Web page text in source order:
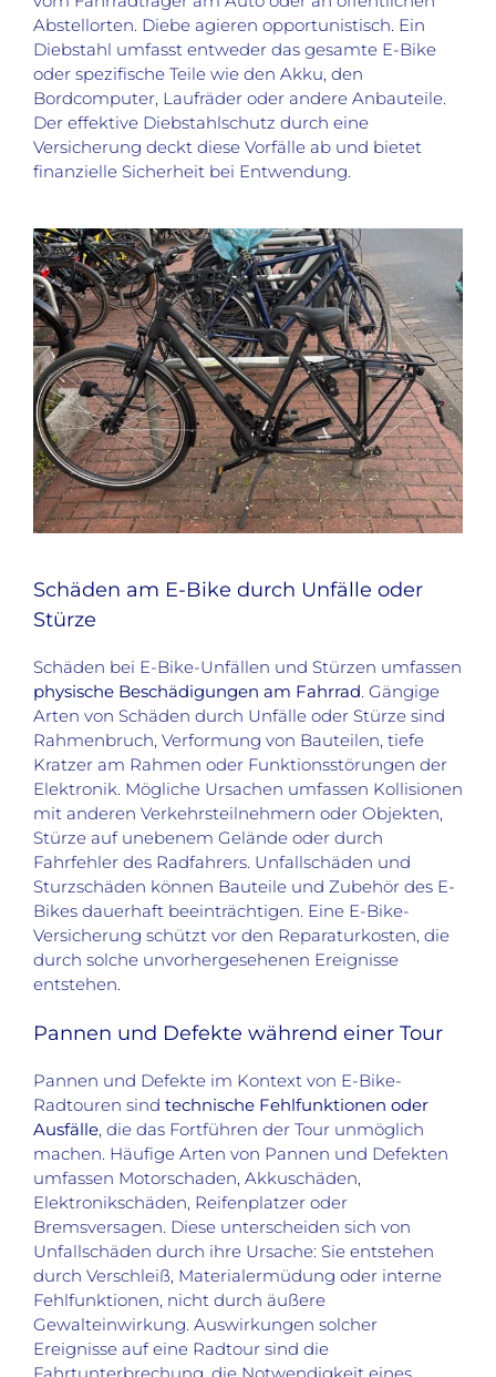
Abstellorten. Diebe agieren opportunistisch. Ein
Diebstahl umfasst entweder das gesamte E-Bike
oder spezifische Teile wie den Akku, den
Bordcomputer, Laufräder oder andere Anbauteile.
Der effektive Diebstahlschutz durch eine
Versicherung deckt diese Vorfälle ab und bietet
finanzielle Sicherheit bei Entwendung.
Schäden am E-Bike durch Unfälle oder
Stürze
Schäden bei E-Bike-Unfällen und Stürzen umfassen
physische Beschädigungen am Fahrrad. Gängige
Arten von Schäden durch Unfälle oder Stürze sind
Rahmenbruch, Verformung von Bauteilen, tiefe
Kratzer am Rahmen oder Funktionsstörungen der
Elektronik. Mögliche Ursachen umfassen Kollisionen
mit anderen Verkehrsteilnehmern oder Objekten,
Stürze auf unebenem Gelände oder durch
Fahrfehler des Radfahrers. Unfallschäden und
Sturzschäden können Bauteile und Zubehör des E-
Bikes dauerhaft beeinträchtigen. Eine E-Bike-
Versicherung schützt vor den Reparaturkosten, die
durch solche unvorhergesehenen Ereignisse
entstehen.
Pannen und Defekte während einer Tour
Pannen und Defekte im Kontext von E-Bike-
Radtouren sind technische Fehlfunktionen oder
Ausfälle, die das Fortführen der Tour unmöglich
machen. Häufige Arten von Pannen und Defekten
umfassen Motorschaden, Akkuschäden,
Elektronikschäden, Reifenplatzer oder
Bremsversagen. Diese unterscheiden sich von
Unfallschäden durch ihre Ursache: Sie entstehen
durch Verschleiß, Materialermüdung oder interne
Fehlfunktionen, nicht durch äußere
Gewalteinwirkung. Auswirkungen solcher
Ereignisse auf eine Radtour sind die